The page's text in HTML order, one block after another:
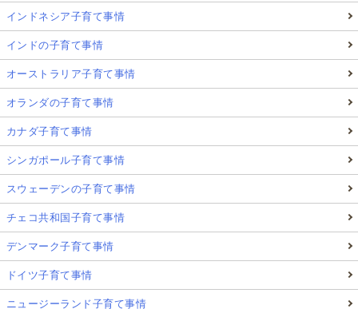
インドネシア子育て事情
インドの子育て事情
オーストラリア子育て事情
オランダの子育て事情
カナダ子育て事情
シンガポール子育て事情
スウェーデンの子育て事情
チェコ共和国子育て事情
デンマーク子育て事情
ドイツ子育て事情
ニュージーランド子育て事情